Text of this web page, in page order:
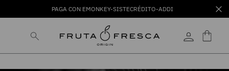
PAGA CON EMONKEY-SISTECRÉDITO-ADDI